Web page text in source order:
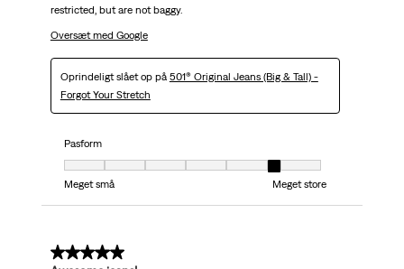
restricted, but are not baggy.
Oversæt med Google
Oprindeligt slået op på 501® Original Jeans (Big & Tall) -
Forgot Your Stretch
Pasform
Pasform, 6 ud af 7, hvor 1 er lig med Meget små og 7 er lig med Meget
Meget små
Meget store
5 ud af 5 stjerner.